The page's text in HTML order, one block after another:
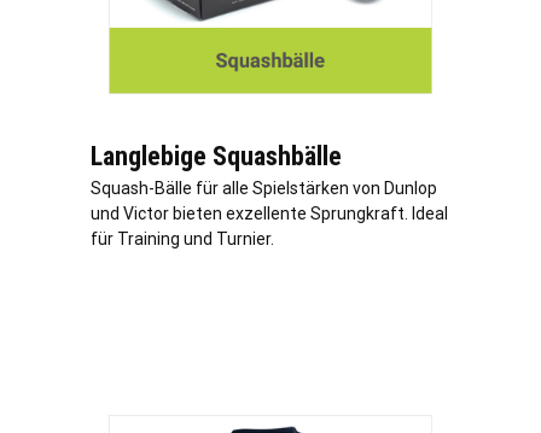
Langlebige Squashbälle
Squash-Bälle für alle Spielstärken von Dunlop
und Victor bieten exzellente Sprungkraft. Ideal
für Training und Turnier.